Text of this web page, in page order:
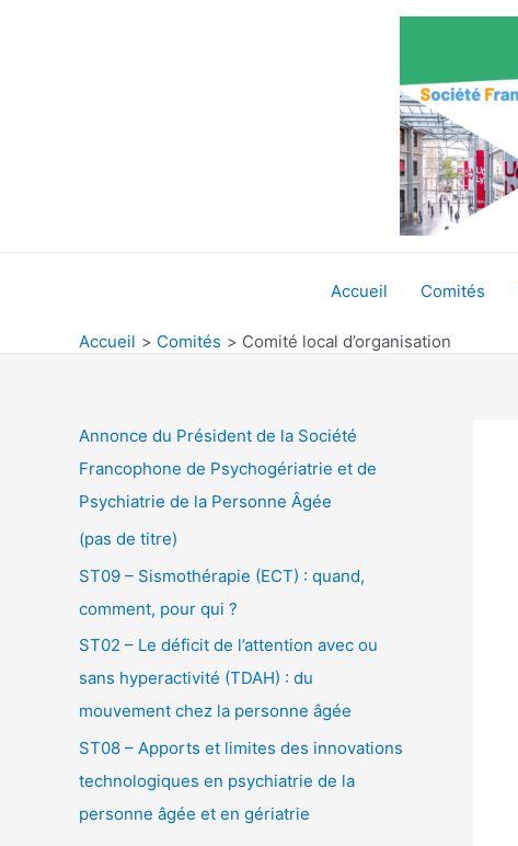
Accueil Comités
Accueil Comités Comité local d’organisation
Annonce du Président de la Société
Francophone de Psychogériatrie et de
Psychiatrie de la Personne Âgée
(pas de titre)
ST09 – Sismothérapie (ECT) : quand,
comment, pour qui ?
ST02 – Le déficit de l’attention avec ou
sans hyperactivité (TDAH) : du
mouvement chez la personne âgée
ST08 – Apports et limites des innovations
technologiques en psychiatrie de la
personne âgée et en gériatrie